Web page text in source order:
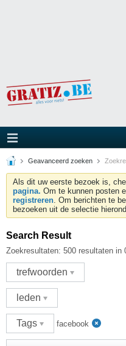
Geavanceerd zoeken
Als dit uw eerste bezoek is,
pagina. Om te kunnen posten
registreren. Om berichten te
bezoeken uit de selectie
Search Result
Zoekresultaten: 500 resultaten in
trefwoorden
leden
Tags facebook